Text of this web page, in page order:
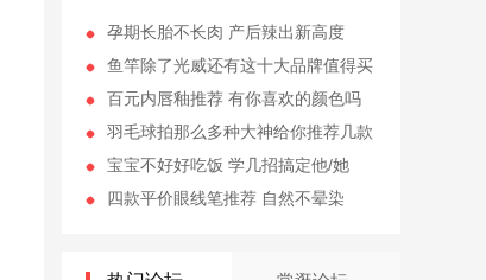
孕期长胎不长肉 产后辣出新高度
鱼竿除了光威还有这十大品牌值得买
百元内唇釉推荐 有你喜欢的颜色吗
羽毛球拍那么多种大神给你推荐几款
宝宝不好好吃饭 学几招搞定他/她
四款平价眼线笔推荐 自然不晕染